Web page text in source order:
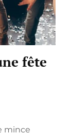
fête
mince